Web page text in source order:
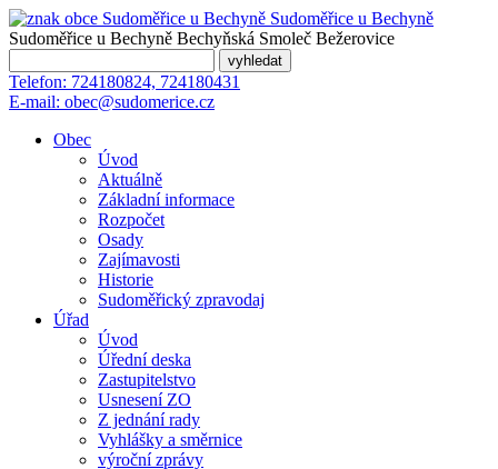
Sudoměřice u Bechyně
Sudoměřice u Bechyně Bechyňská Smoleč Bežerovice
Telefon: 724180824, 724180431
E-mail: obec@sudomerice.cz
Obec
Úvod
Aktuálně
Základní informace
Rozpočet
Osady
Zajímavosti
Historie
Sudoměřický zpravodaj
Úřad
Úvod
Úřední deska
Zastupitelstvo
Usnesení ZO
Z jednání rady
Vyhlášky a směrnice
výroční zprávy